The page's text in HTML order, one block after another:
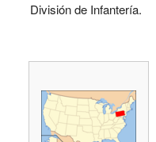
División de Infantería.